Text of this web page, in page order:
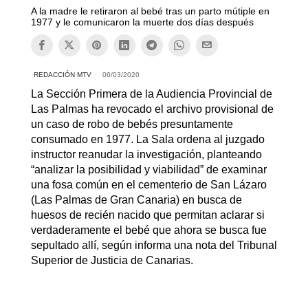
A la madre le retiraron al bebé tras un parto mútiple en
1977 y le comunicaron la muerte dos días después
REDACCIÓN MTV 06/03/2020
La Sección Primera de la Audiencia Provincial de
Las Palmas ha revocado el archivo provisional de
un caso de robo de bebés presuntamente
consumado en 1977. La Sala ordena al juzgado
instructor reanudar la investigación, planteando
“analizar la posibilidad y viabilidad” de examinar
una fosa común en el cementerio de San Lázaro
(Las Palmas de Gran Canaria) en busca de
huesos de recién nacido que permitan aclarar si
verdaderamente el bebé que ahora se busca fue
sepultado allí, según informa una nota del Tribunal
Superior de Justicia de Canarias.